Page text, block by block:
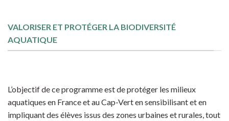
VALORISER ET PROTÉGER LA BIODIVERSITÉ
AQUATIQUE
L’objectif de ce programme est de protéger les milieux
aquatiques en France et au Cap-Vert en sensibilisant et en
impliquant des élèves issus des zones urbaines et rurales, tout